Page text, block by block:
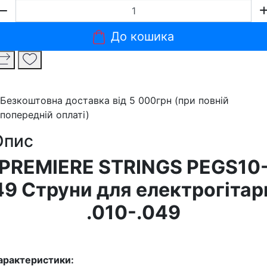
До кошика
Безкоштовна доставка від 5 000грн (при повній
попередній оплаті)
STRINGS
Струни для
.010-.049